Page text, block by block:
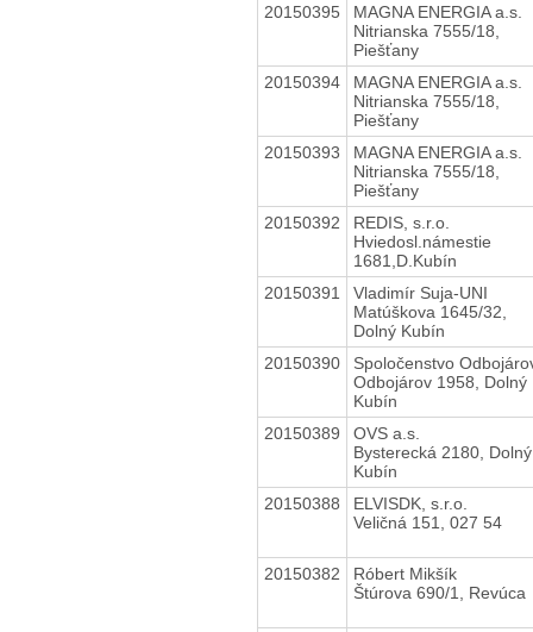
20150395
MAGNA ENERGIA a.s.
Nitrianska 7555/18,
Piešťany
20150394
MAGNA ENERGIA a.s.
Nitrianska 7555/18,
Piešťany
20150393
MAGNA ENERGIA a.s.
Nitrianska 7555/18,
Piešťany
20150392
REDIS, s.r.o.
Hviedosl.námestie
1681,D.Kubín
20150391
Vladimír Suja-UNI
Matúškova 1645/32,
Dolný Kubín
20150390
Spoločenstvo
Odbojárov 1958, Dolný
Kubín
20150389
OVS a.s.
Bysterecká 2180, Dolný
Kubín
20150388
ELVISDK, s.r.o.
Veličná 151, 027 54
20150382
Róbert Mikšík
Štúrova 690/1, Revúca